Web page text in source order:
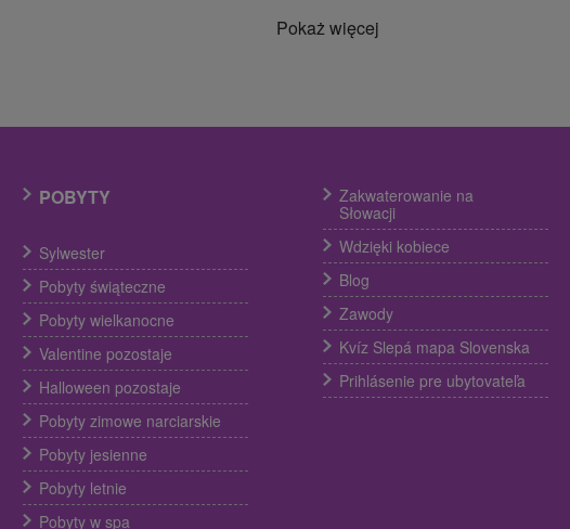
Pokaż więcej
POBYTY
Sylwester
Pobyty świąteczne
Pobyty wielkanocne
Valentine pozostaje
Halloween pozostaje
Pobyty zimowe narciarskie
Pobyty jesienne
Pobyty letnie
Pobyty w spa
Zakwaterowanie na
Słowacji
Wdzięki kobiece
Blog
Zawody
Kvíz Slepá mapa Slovenska
Prihlásenie pre ubytovateľa